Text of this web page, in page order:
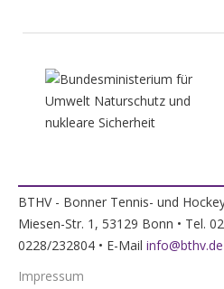
BTHV - Bonner Tennis- und
Miesen-Str. 1, 53129 Bonn • Tel.
0228/232804 • E-Mail info@bthv.de
Impressum